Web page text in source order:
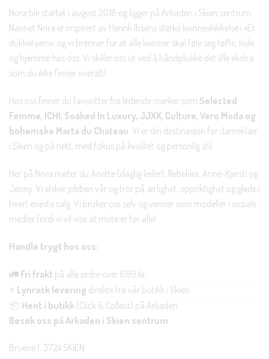
Nora ble startet i august 2018 og ligger på Arkaden i Skien sentrum.
Navnet Nora er inspirert av Henrik Ibsens sterke kvinneskikkelse i «Et
dukkehjem», og vi brenner for at alle kvinner skal føle seg tøffe, kule
og hjemme hos oss. Vi skiller oss ut ved å håndplukke det lille ekstra
som du ikke finner overalt!
Hos oss finner du favoritter fra ledende merker som Selected
Femme, ICHI, Soaked In Luxury, JJXX, Culture, Vero Moda og
bohemske Marta du Chateau. Vi er din destinasjon for dameklær
i Skien og på nett, med fokus på kvalitet og personlig stil.
Her på Nora møter du Anette (daglig leder), Rebekka, Anne-Kjersti og
Jenny. Vi elsker jobben vår og tror på ærlighet, oppriktighet og glede i
hvert eneste salg. Vi bruker oss selv og venner som modeller i sosiale
medier fordi vi vil vise at mote er for alle!
Handle trygt hos oss:
🚛 Fri frakt på alle ordre over 699 kr.
⚡ Lynrask levering direkte fra vår butikk i Skien.
📦 Hent i butikk (Click & Collect) på Arkaden.
Besøk oss på Arkaden i Skien sentrum
Bruene 1, 3724 SKIEN